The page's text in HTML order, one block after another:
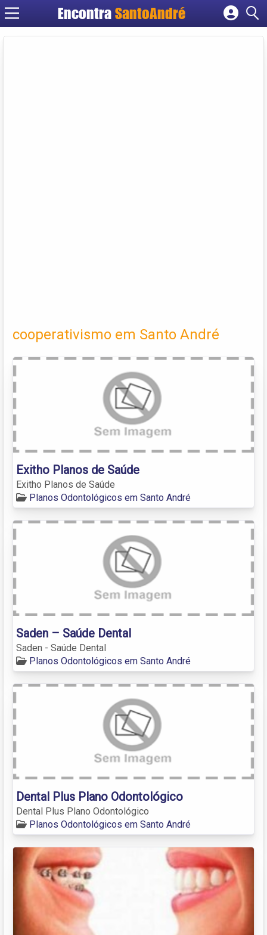
Encontra SantoAndré
Cadastrar empresa
cooperativismo em Santo André
Exitho Planos de Saúde
Exitho Planos de Saúde
Planos Odontológicos em Santo André
Saden – Saúde Dental
Saden - Saúde Dental
Planos Odontológicos em Santo André
Dental Plus Plano Odontológico
Dental Plus Plano Odontológico
Planos Odontológicos em Santo André